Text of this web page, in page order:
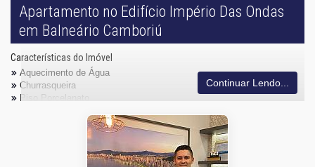
Apartamento no Edifício Império Das Ondas
em Balneário Camboriú
Características do Imóvel
Aquecimento de Água
Churrasqueira
Piso Porcelanato
Acabamento em Gesso
Continuar Lendo...